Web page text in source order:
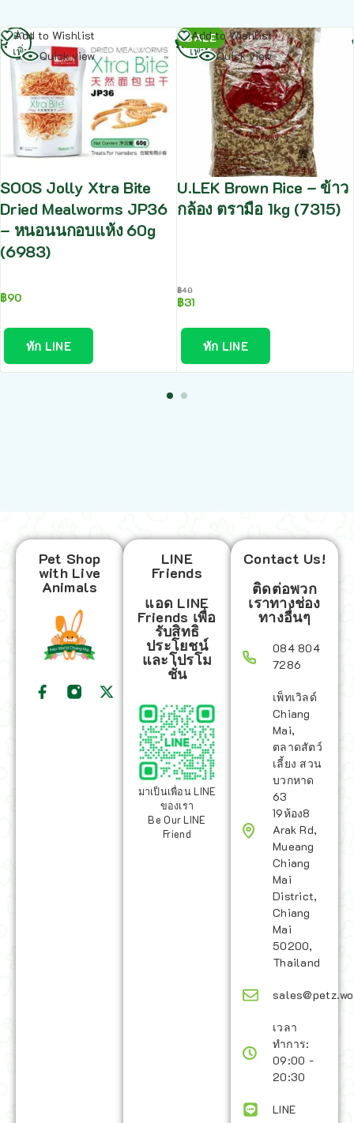
Add to Wishlist
Quick view
SOOS Jolly Xtra Bite
Dried Mealworms JP36
– หนอนนกอบแห้ง 60g
(6983)
฿90
ทัก LINE
อ่าน
เพิ่ม
SALE
Add to Wishlist
Quick view
U.LEK Brown Rice – ข้าว
กล้อง ตรามือ 1kg (7315)
฿40
฿31
ทัก LINE
อ่าน
เพิ่ม
Pet Shop
with Live
Animals
LINE
Friends
แอด LINE
Friends เพื่อ
รับสิทธิ
ประโยชน์
และโปรโม
ชั่น
มาเป็นเพื่อน LINE
ของเรา
Be Our LINE
Friend
Contact Us!
ติดต่อพวก
เราทางช่อง
ทางอื่นๆ
084 804
7286
เพ็ทเวิลด์
Chiang
Mai,
ตลาดสัตว์
เลี้ยง สวน
บวกหาด
63
19ห้อง8
Arak Rd,
Mueang
Chiang
Mai
District,
Chiang
Mai
50200,
Thailand
เวลา
ทำการ:
09:00 -
20:30
LINE